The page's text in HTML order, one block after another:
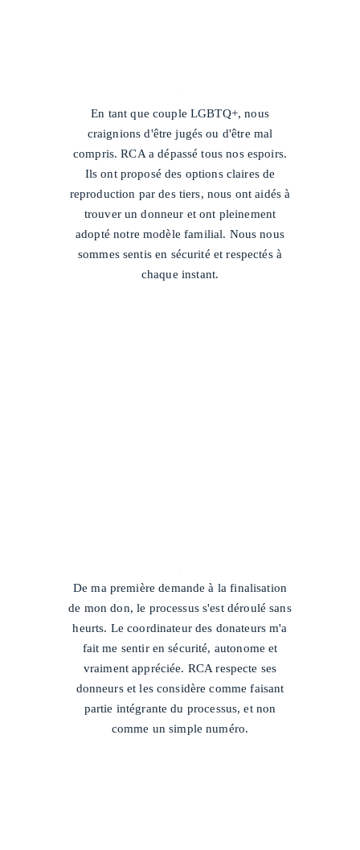
En tant que couple LGBTQ+, nous
craignions d'être jugés ou d'être mal
compris. RCA a dépassé tous nos espoirs.
Ils ont proposé des options claires de
reproduction par des tiers, nous ont aidés à
trouver un donneur et ont pleinement
adopté notre modèle familial. Nous nous
sommes sentis en sécurité et respectés à
chaque instant.
De ma première demande à la finalisation
de mon don, le processus s'est déroulé sans
heurts. Le coordinateur des donateurs m'a
fait me sentir en sécurité, autonome et
vraiment appréciée. RCA respecte ses
donneurs et les considère comme faisant
partie intégrante du processus, et non
comme un simple numéro.